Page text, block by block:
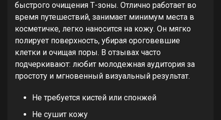
быстрого очищения Т-зоны. Отлично работает во
время путешествий, занимает минимум места в
косметичке, легко наносится на кожу. Он мягко
полирует поверхность, убирая ороговевшие
клетки и очищая поры. В отзывах часто
подчеркивают: любит молодежная аудитория за
простоту и мгновенный визуальный результат.
Не требуется кистей или спонжей
Не сушит кожу